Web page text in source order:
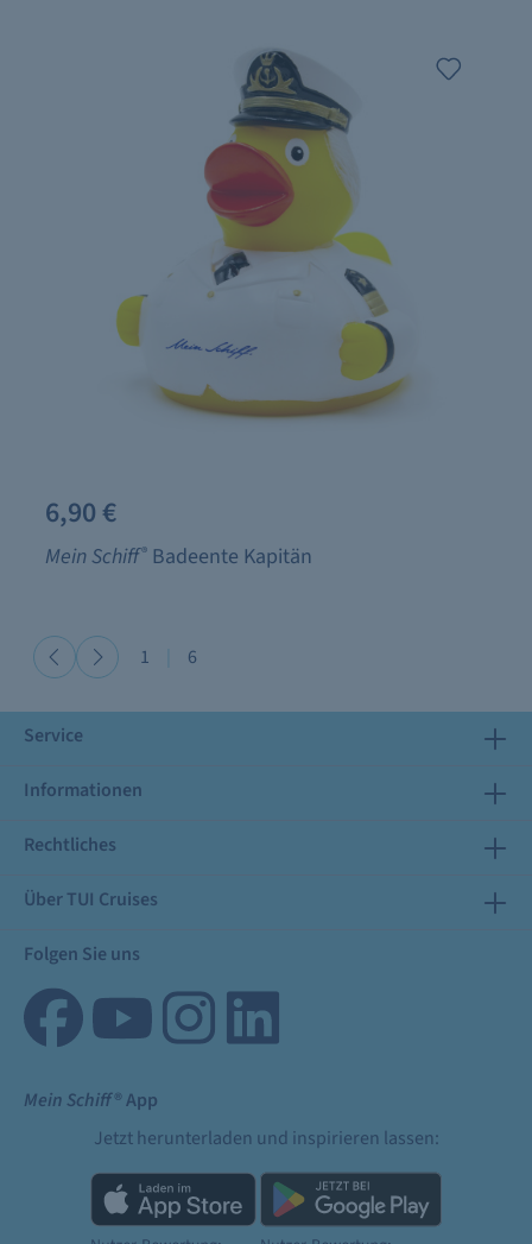
6,90 €
Mein Schiff® Badeente Kapitän
1 6
Service
Informationen
Rechtliches
Über TUI Cruises
Folgen Sie uns
Mein Schiff® App
Jetzt herunterladen und inspirieren lassen: